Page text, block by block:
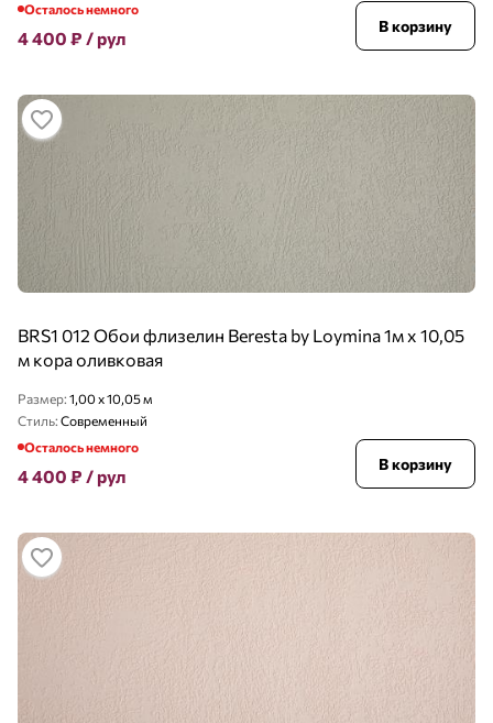
Осталось немного
4 400 ₽ / рул
В корзину
BRS1 012 Обои флизелин Beresta by Loymina 1м х 10,05
м кора оливковая
Размер: 1,00 x 10,05 м
Стиль: Современный
Осталось немного
4 400 ₽ / рул
В корзину